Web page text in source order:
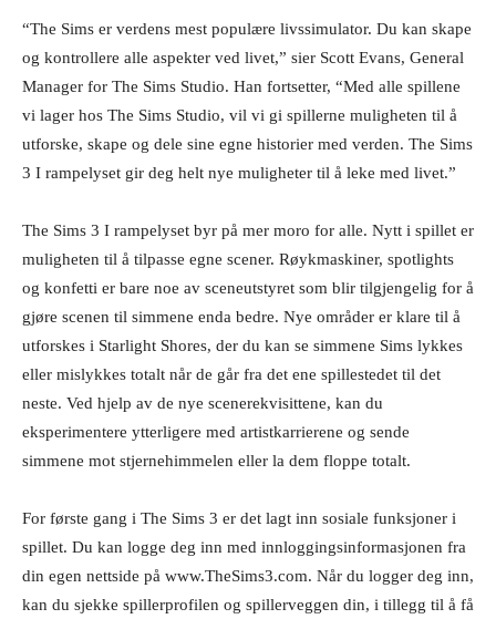
“The Sims er verdens mest populære livssimulator. Du kan skape
og kontrollere alle aspekter ved livet,” sier Scott Evans, General
Manager for The Sims Studio. Han fortsetter, “Med alle spillene
vi lager hos The Sims Studio, vil vi gi spillerne muligheten til å
utforske, skape og dele sine egne historier med verden. The Sims
3 I rampelyset gir deg helt nye muligheter til å leke med livet.”
The Sims 3 I rampelyset byr på mer moro for alle. Nytt i spillet er
muligheten til å tilpasse egne scener. Røykmaskiner, spotlights
og konfetti er bare noe av sceneutstyret som blir tilgjengelig for å
gjøre scenen til simmene enda bedre. Nye områder er klare til å
utforskes i Starlight Shores, der du kan se simmene Sims lykkes
eller mislykkes totalt når de går fra det ene spillestedet til det
neste. Ved hjelp av de nye scenerekvisittene, kan du
eksperimentere ytterligere med artistkarrierene og sende
simmene mot stjernehimmelen eller la dem floppe totalt.
For første gang i The Sims 3 er det lagt inn sosiale funksjoner i
spillet. Du kan logge deg inn med innloggingsinformasjonen fra
din egen nettside på www.TheSims3.com. Når du logger deg inn,
kan du sjekke spillerprofilen og spillerveggen din, i tillegg til å få